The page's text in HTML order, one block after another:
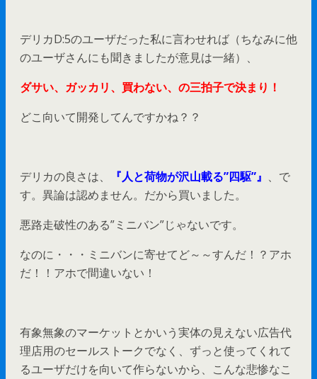
デリカD:5のユーザだった私に言わせれば（ちなみに他
のユーザさんにも聞きましたが意見は一緒）、
ダサい、ガッカリ、買わない、の三拍子で決まり！
どこ向いて開発してんですかね？？
デリカの良さは、 『人と荷物が沢山載る”四駆”』 、で
す。異論は認めません。だから買いました。
悪路走破性のある”ミニバン”じゃないです。
なのに・・・ミニバンに寄せてど～～すんだ！？アホ
だ！！アホで間違いない！
有象無象のマーケットとかいう実体の見えない広告代
理店用のセールストークでなく、ずっと使ってくれて
るユーザだけを向いて作らないから、こんな悲惨なこ